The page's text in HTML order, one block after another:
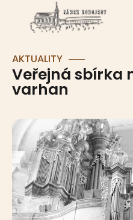
AKTUALITY
Veřejná sbírka
varhan